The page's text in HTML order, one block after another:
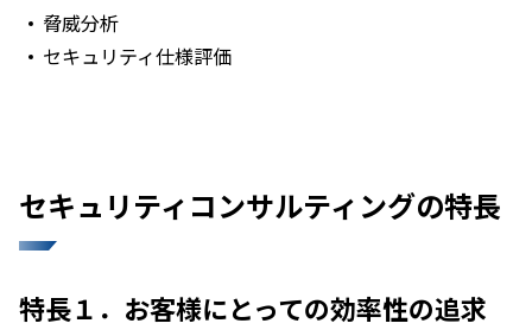
脅威分析
セキュリティ仕様評価
セキュリティコンサルティングの特長
特長１．お客様にとっての効率性の追求